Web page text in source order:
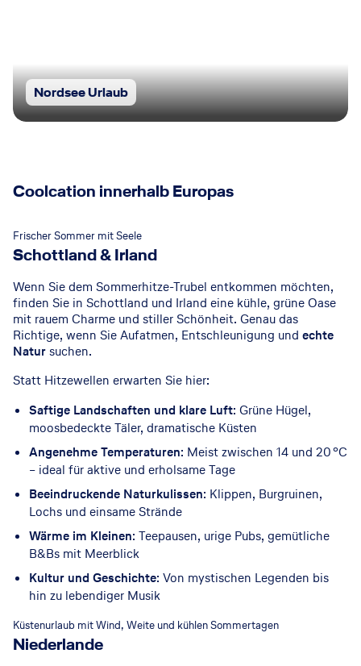
Nordsee Urlaub
Coolcation innerhalb Europas
Frischer Sommer mit Seele
Schottland & Irland
Wenn Sie dem Sommerhitze-Trubel entkommen möchten,
finden Sie in Schottland und Irland eine kühle, grüne Oase
mit rauem Charme und stiller Schönheit. Genau das
Richtige, wenn Sie Aufatmen, Entschleunigung und echte
Natursuchen.
Statt Hitzewellen erwarten Sie hier:
Saftige Landschaften und klare Luft: Grüne Hügel,
moosbedeckte Täler, dramatische Küsten
Angenehme Temperaturen: Meist zwischen 14 und 20 °C
– ideal für aktive und erholsame Tage
Beeindruckende Naturkulissen: Klippen, Burgruinen,
Lochs und einsame Strände
Wärme im Kleinen: Teepausen, urige Pubs, gemütliche
B&Bs mit Meerblick
Kultur und Geschichte: Von mystischen Legenden bis
hin zu lebendiger Musik
Küstenurlaub mit Wind, Weite und kühlen Sommertagen
Niederlande